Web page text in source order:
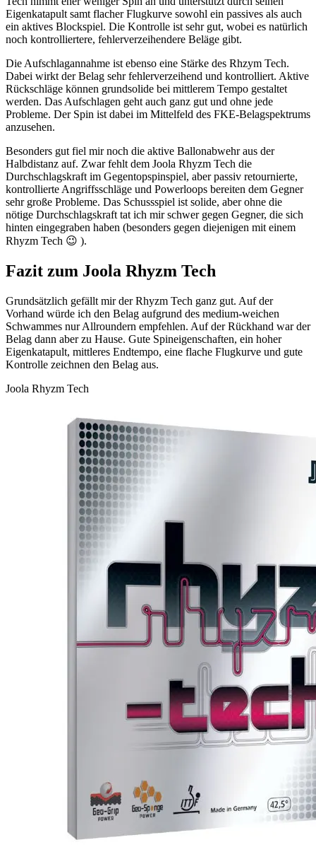
Eigenkatapult samt flacher Flugkurve sowohl ein passives als auch
ein aktives Blockspiel. Die Kontrolle ist sehr gut, wobei es natürlich
noch kontrolliertere, fehlerverzeihendere Beläge gibt.
Die Aufschlagannahme ist ebenso eine Stärke des Rhzym Tech.
Dabei wirkt der Belag sehr fehlerverzeihend und kontrolliert. Aktive
Rückschläge können grundsolide bei mittlerem Tempo gestaltet
werden. Das Aufschlagen geht auch ganz gut und ohne jede
Probleme. Der Spin ist dabei im Mittelfeld des FKE-Belagspektrums
anzusehen.
Besonders gut fiel mir noch die aktive Ballonabwehr aus der
Halbdistanz auf. Zwar fehlt dem Joola Rhyzm Tech die
Durchschlagskraft im Gegentopspinspiel, aber passiv retournierte,
kontrollierte Angriffsschläge und Powerloops bereiten dem Gegner
sehr große Probleme. Das Schussspiel ist solide, aber ohne die
nötige Durchschlagskraft tat ich mir schwer gegen Gegner, die sich
hinten eingegraben haben (besonders gegen diejenigen mit einem
Rhyzm Tech 😉 ).
Fazit zum Joola Rhyzm Tech
Grundsätzlich gefällt mir der Rhyzm Tech ganz gut. Auf der
Vorhand würde ich den Belag aufgrund des medium-weichen
Schwammes nur Allroundern empfehlen. Auf der Rückhand war der
Belag dann aber zu Hause. Gute Spineigenschaften, ein hoher
Eigenkatapult, mittleres Endtempo, eine flache Flugkurve und gute
Kontrolle zeichnen den Belag aus.
Joola Rhyzm Tech